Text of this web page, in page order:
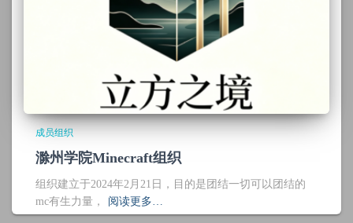
成员组织
滁州学院Minecraft组织
组织建立于2024年2月21日，目的是团结一切可以团结的
mc有生力量，
阅读更多…